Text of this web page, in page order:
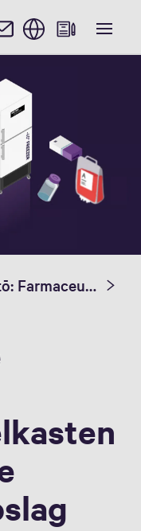
Tenutō: Farmaceutische vriezers en Koelers